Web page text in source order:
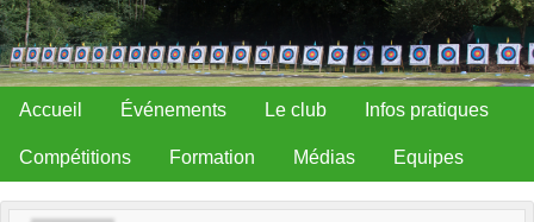
Accueil Événements Le club Infos pratiques
Compétitions Formation Médias Equipes